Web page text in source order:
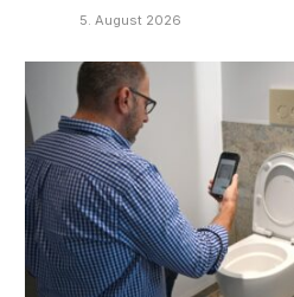
5. August 2026